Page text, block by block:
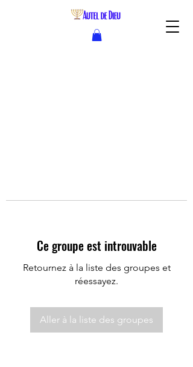
Ce groupe est introuvable
Retournez à la liste des groupes et
réessayez.
Aller à la liste des groupes